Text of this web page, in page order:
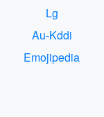
Lg
Au-Kddi
Emojipedia